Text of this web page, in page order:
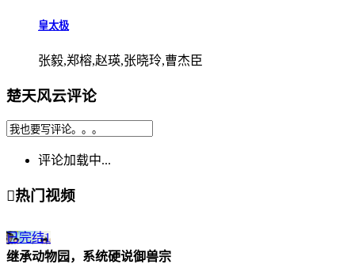
皇太极
张毅,郑榕,赵瑛,张晓玲,曹杰臣
楚天风云评论
评论加载中...
热门视频
已完结1
继承动物园，系统硬说御兽宗